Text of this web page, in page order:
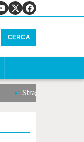
CERCA
Strage sulla Terni-Rieti,